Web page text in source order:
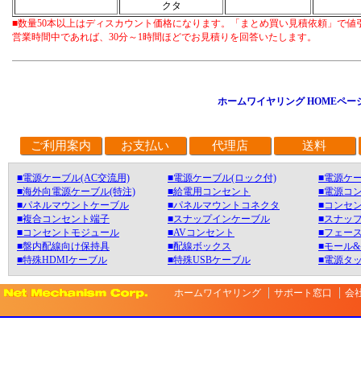
クタ
■数量50本以上はディスカウント価格になります。「まとめ買い見積依頼」で値
営業時間中であれば、30分～1時間ほどでお見積りを回答いたします。
ホームワイヤリング HOMEペー
ご利用案内 お支払い 代理店 送料
■電源ケーブル(AC交流用) ■電源ケーブル(ロック付)
■電源ケ
■海外向電源ケーブル(特注)
■給電用コンセント
■電源コ
■パネルマウントケーブル
■パネルマウントコネクタ
■コンセ
■複合コンセント端子
■スナップインケーブル
■スナッ
■コンセントモジュール
■AVコンセント
■フェー
■盤内配線向け保持具
■配線ボックス
■モール
■特殊HDMIケーブル
■特殊USBケーブル ■電源タ
ホームワイヤリング サポート窓口 会